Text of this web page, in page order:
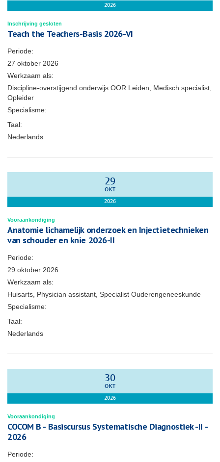
2026
Inschrijving gesloten
Teach the Teachers-Basis 2026-VI
Periode:
27 oktober 2026
Werkzaam als:
Discipline-overstijgend onderwijs OOR Leiden, Medisch specialist,
Opleider
Specialisme:
Taal:
Nederlands
29
OKT
2026
Vooraankondiging
Anatomie lichamelijk onderzoek en Injectietechnieken
van schouder en knie 2026-II
Periode:
29 oktober 2026
Werkzaam als:
Huisarts, Physician assistant, Specialist Ouderengeneeskunde
Specialisme:
Taal:
Nederlands
30
OKT
2026
Vooraankondiging
COCOM B - Basiscursus Systematische Diagnostiek -II -
2026
Periode: